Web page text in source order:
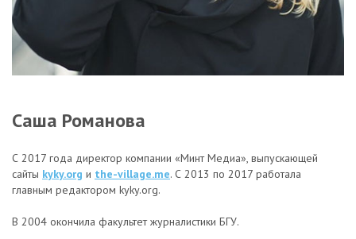
Саша Романова
С 2017 года директор компании «Минт Медиа», выпускающей
сайты kyky.org и the-village.me. С 2013 по 2017 работала
главным редактором kyky.org.
В 2004 окончила факультет журналистики БГУ.